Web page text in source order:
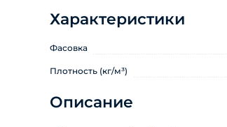
Характеристики
Фасовка
Плотность (кг/м³)
Описание